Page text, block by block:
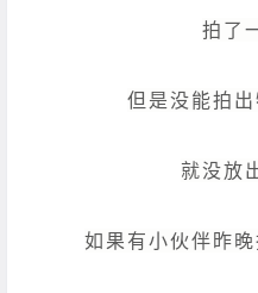
拍了
但是没能拍
就没放
如果有小伙伴昨